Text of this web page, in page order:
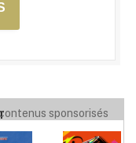
sponsorisés